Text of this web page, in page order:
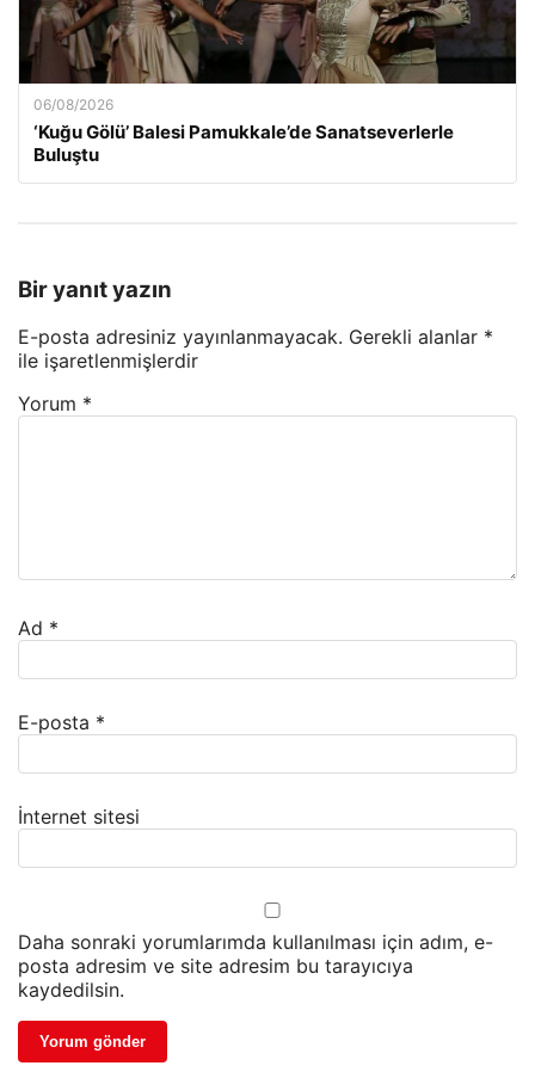
06/08/2026
‘Kuğu Gölü’ Balesi Pamukkale’de Sanatseverlerle
Buluştu
Bir yanıt yazın
E-posta adresiniz yayınlanmayacak. Gerekli alanlar *
ile işaretlenmişlerdir
Yorum *
Ad *
E-posta *
İnternet sitesi
Daha sonraki yorumlarımda kullanılması için adım, e-
posta adresim ve site adresim bu tarayıcıya
kaydedilsin.